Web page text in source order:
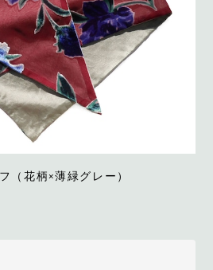
（花柄×薄緑グレー）